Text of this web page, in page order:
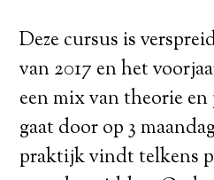
Deze cursus is
van 2017 en het
een mix van theorie
gaat door op 3
praktijk vindt telkens